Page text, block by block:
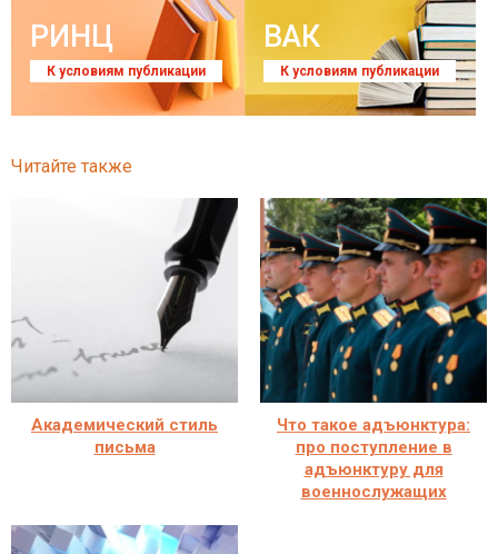
РИНЦ
К условиям публикации
ВАК
К условиям публикации
Читайте также
Академический стиль
письма
Что такое адъюнктура:
про поступление в
адъюнктуру для
военнослужащих